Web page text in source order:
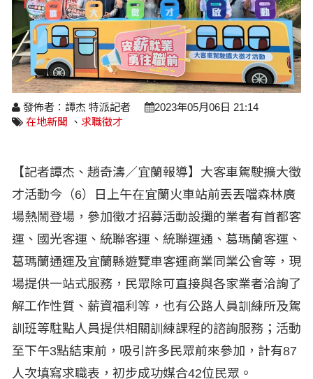
軍事新聞
五合一選舉
水色流光映城東～名家齊聚展藝風
景點介紹
【博愛醫療公益服務隊】專欄
產業招商
求職徵才
財經稅務
農林漁牧
網友爆料
檢舉投訴
活動專頁
讀者投稿
全國運動會
宜蘭國際童玩節
運動賽事
發佈者：譚杰 特派記者
2023年05月06日 21:14
在地新聞
、 求職徵才
【記者譚杰、趙奇濤／宜蘭報導】大客車駕駛擴大徵
才活動今（6）日上午在宜蘭火車站前丟丟噹森林廣
場熱鬧登場，參加徵才招募活動設攤的業者有首都客
運、國光客運、統聯客運、統聯運通、葛瑪蘭客運、
葛瑪蘭通運及宜蘭縣遊覽車客運商業同業公會等，現
場提供一站式服務，民眾除可直接與各家業者洽詢了
解工作性質、薪資福利等，也有公路人員訓練所及駕
訓班等駐點人員提供相關訓練課程的諮詢服務；活動
至下午3點結束前，吸引許多民眾前來參加，計有87
人次填寫求職表，初步成功媒合42位民眾。